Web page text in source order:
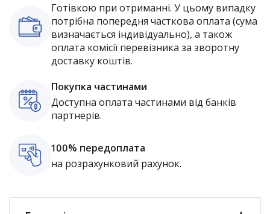
Готівкою при отриманні. У цьому випадку
потрібна попередня часткова оплата (сума
визначається індивідуально), а також
оплата комісії перевізника за зворотну
доставку коштів.
Покупка частинами
Доступна оплата частинами від банків
партнерів.
100% передоплата
на розрахунковий рахунок.